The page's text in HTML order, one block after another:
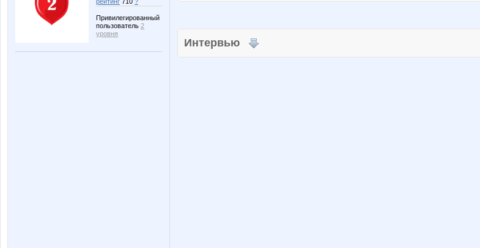
Привилегированный
пользователь 2
уровня
Интервью